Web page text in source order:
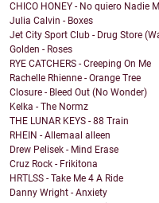
CHICO HONEY - No quiero Nadie
Julia Calvin - Boxes
Jet City Sport Club - Drug Store
Golden - Roses
RYE CATCHERS - Creeping On Me
Rachelle Rhienne - Orange Tree
Closure - Bleed Out (No Wonder)
Kelka - The Normz
THE LUNAR KEYS - 88 Train
RHEIN - Allemaal alleen
Drew Pelisek - Mind Erase
Cruz Rock - Frikitona
HRTLSS - Take Me 4 A Ride
Danny Wright - Anxiety